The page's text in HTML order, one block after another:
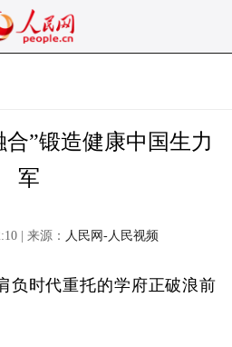
合”锻造健康中国生力
军
| 来源： 人民网-人民视频
负时代重托的学府正破浪前